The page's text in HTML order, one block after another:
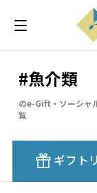
#魚介類
のe-Gift・ソーシャ
覧
ギフト